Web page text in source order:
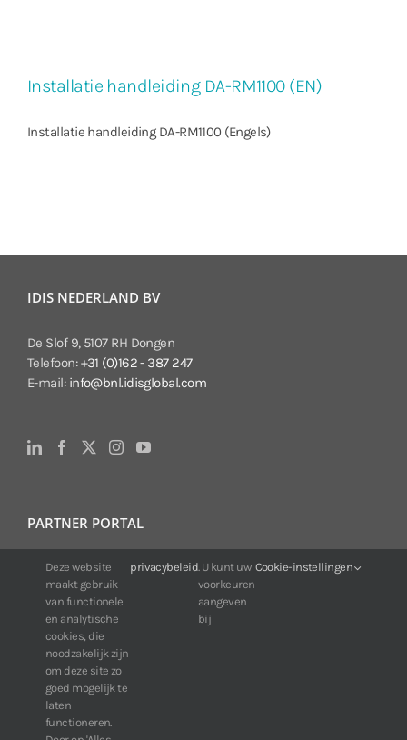
Installatie handleiding DA-RM1100 (EN)
Installatie handleiding DA-RM1100 (Engels)
IDIS NEDERLAND BV
De Slof 9, 5107 RH Dongen
Telefoon:+31 (0)162 - 387 247
E-mail: info@bnl.idisglobal.com
PARTNER PORTAL
Voor klanten van IDIS:
24/7 beschikbaarheid, altijd en overal.
Web:https://portal.idisglobal.solutions
TOP DOWNLOADS
Software IDIS Center V7.1.0
Deze website
maakt gebruik
van functionele
en analytische
cookies, die
noodzakelijk zijn
om deze site zo
goed mogelijk te
laten
functioneren.
privacybeleid. U kunt uw
voorkeuren
aangeven
bij
Cookie-instellingen